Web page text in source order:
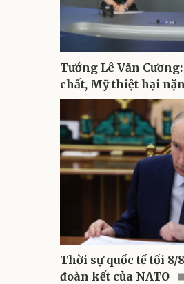
Tướng Lê Văn
chất, Mỹ thiệt hại
Thời sự quốc tế tối 8/
đoàn kết của NATO